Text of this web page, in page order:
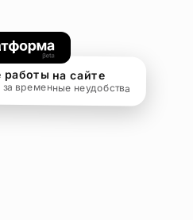
работы на сайте
временные неудобства